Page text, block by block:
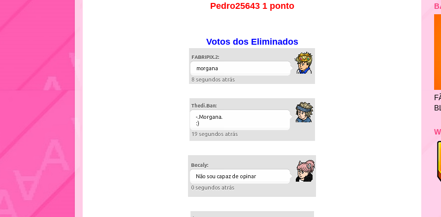
Pedro25643 1 ponto
Votos dos Eliminados